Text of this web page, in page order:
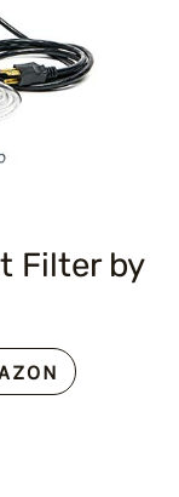
Filter by